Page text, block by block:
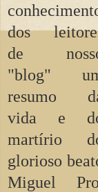
dos
de
"blog"
resumo
vida e
martírio
glorioso
Miguel